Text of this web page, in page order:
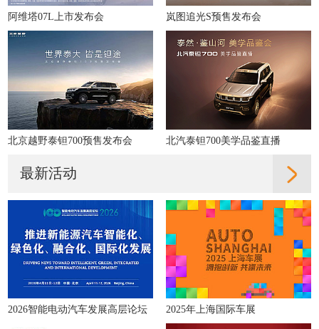
阿维塔07L上市发布会 岚图追光S预售发布会
北京越野泰钽700预售发布会 北汽泰钽700美学品鉴直播
最新活动
2026智能电动汽车发展高层论坛 2025年上海国际车展